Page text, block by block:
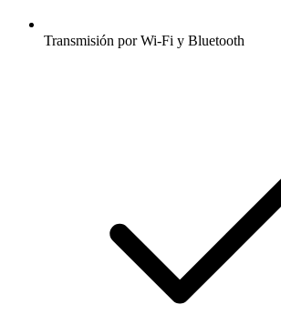
Transmisión por Wi-Fi y Bluetooth